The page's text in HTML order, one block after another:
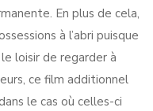
En plus de cela,
à l’abri puisque
loisir de regarder à
ce film additionnel
le cas où celles-ci